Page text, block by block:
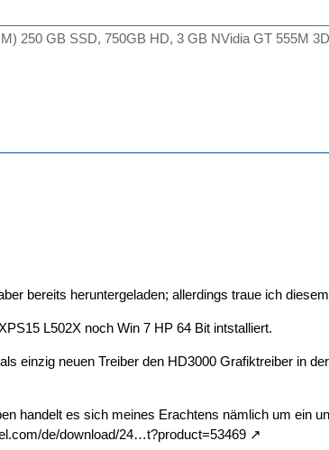
250 GB SSD, 750GB HD, 3 GB NVidia GT 555M
bereits heruntergeladen; allerdings traue ich
L502X noch Win 7 HP 64 Bit intstalliert.
einzig neuen Treiber den HD3000 Grafiktreiber in
handelt es sich meines Erachtens nämlich um ein
de/download/24…t?product=53469